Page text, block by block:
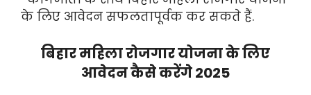
के लिए आवेदन सफलतापूर्वक कर सकते हैं.
बिहार महिला रोजगार योजना के लिए
आवेदन कैसे करेंगे 2025